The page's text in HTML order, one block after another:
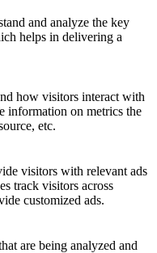
and analyze the key
helps in delivering a
how visitors interact with
information on metrics the
etc.
visitors with relevant ads
track visitors across
customized ads.
are being analyzed and